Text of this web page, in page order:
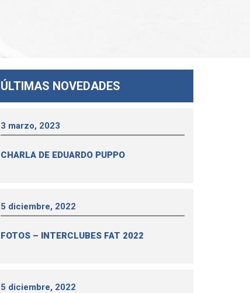
ÚLTIMAS NOVEDADES
3 marzo, 2023
CHARLA DE EDUARDO PUPPO
5 diciembre, 2022
FOTOS – INTERCLUBES FAT 2022
5 diciembre, 2022